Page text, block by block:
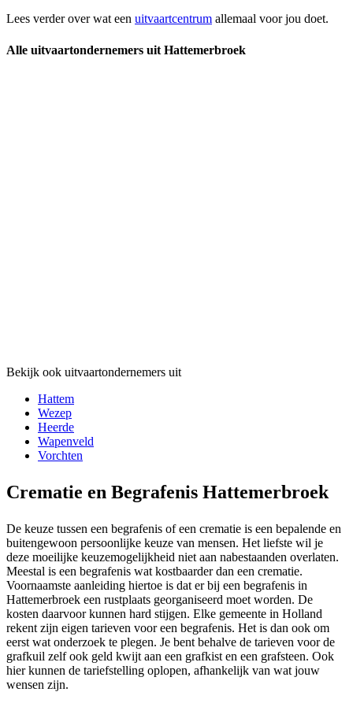
Lees verder over wat een uitvaartcentrum allemaal voor jou doet.
Alle uitvaartondernemers uit Hattemerbroek
Bekijk ook uitvaartondernemers uit
Hattem
Wezep
Heerde
Wapenveld
Vorchten
Crematie en Begrafenis Hattemerbroek
De keuze tussen een begrafenis of een crematie is een bepalende en
buitengewoon persoonlijke keuze van mensen. Het liefste wil je
deze moeilijke keuzemogelijkheid niet aan nabestaanden overlaten.
Meestal is een begrafenis wat kostbaarder dan een crematie.
Voornaamste aanleiding hiertoe is dat er bij een begrafenis in
Hattemerbroek een rustplaats georganiseerd moet worden. De
kosten daarvoor kunnen hard stijgen. Elke gemeente in Holland
rekent zijn eigen tarieven voor een begrafenis. Het is dan ook om
eerst wat onderzoek te plegen. Je bent behalve de tarieven voor de
grafkuil zelf ook geld kwijt aan een grafkist en een grafsteen. Ook
hier kunnen de tariefstelling oplopen, afhankelijk van wat jouw
wensen zijn.